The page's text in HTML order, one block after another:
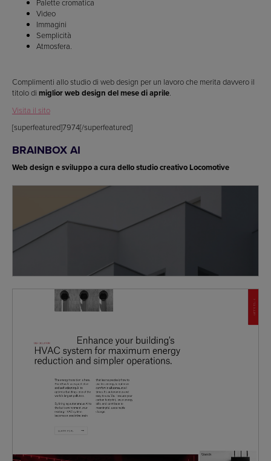
Palette cromatica
Video
Immagini
Semplicità
Atmosfera.
Complimenti allo studio di web design per un lavoro che merita davvero il
titolo di miglior web design del mese di aprile.
Visita il sito
[superfeatured]7974[/superfeatured]
BRAINBOX AI
Web design e sviluppo a cura dello studio creativo Locomotive